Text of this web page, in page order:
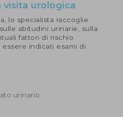
visita urologica
lo specialista raccoglie
abitudini urinarie, sulla
fattori di rischio.
essere indicati esami di
urinario